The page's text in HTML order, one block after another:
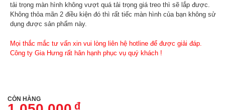
tải trọng màn hình không vượt quá tải trọng giá treo thì sẽ lắp được.
Không thỏa mãn 2 điều kiện đó thì rất tiếc màn hình của bạn không sử
dụng được sản phẩm này.
Mọi thắc mắc tư vấn xin vui lòng liên hệ hotline để được giải đáp.
Công ty Gia Hưng rất hân hạnh phục vụ quý khách !
CÒN HÀNG
đ